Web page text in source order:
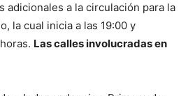
adicionales a la circulación para la
la cual inicia a las 19:00 y
Las calles involucradas en